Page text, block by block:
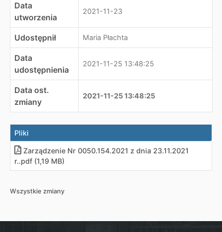
Data
utworzenia
2021-11-23
Udostępnił Maria Płachta
Data
udostępnienia
2021-11-25 13:48:25
Data ost.
zmiany
2021-11-25 13:48:25
Pliki
Zarządzenie Nr 0050.154.2021 z dnia 23.11.2021
r..pdf (1,19 MB)
Wszystkie zmiany